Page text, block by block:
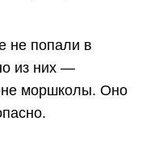
не попали в
из них —
моршколы. Оно